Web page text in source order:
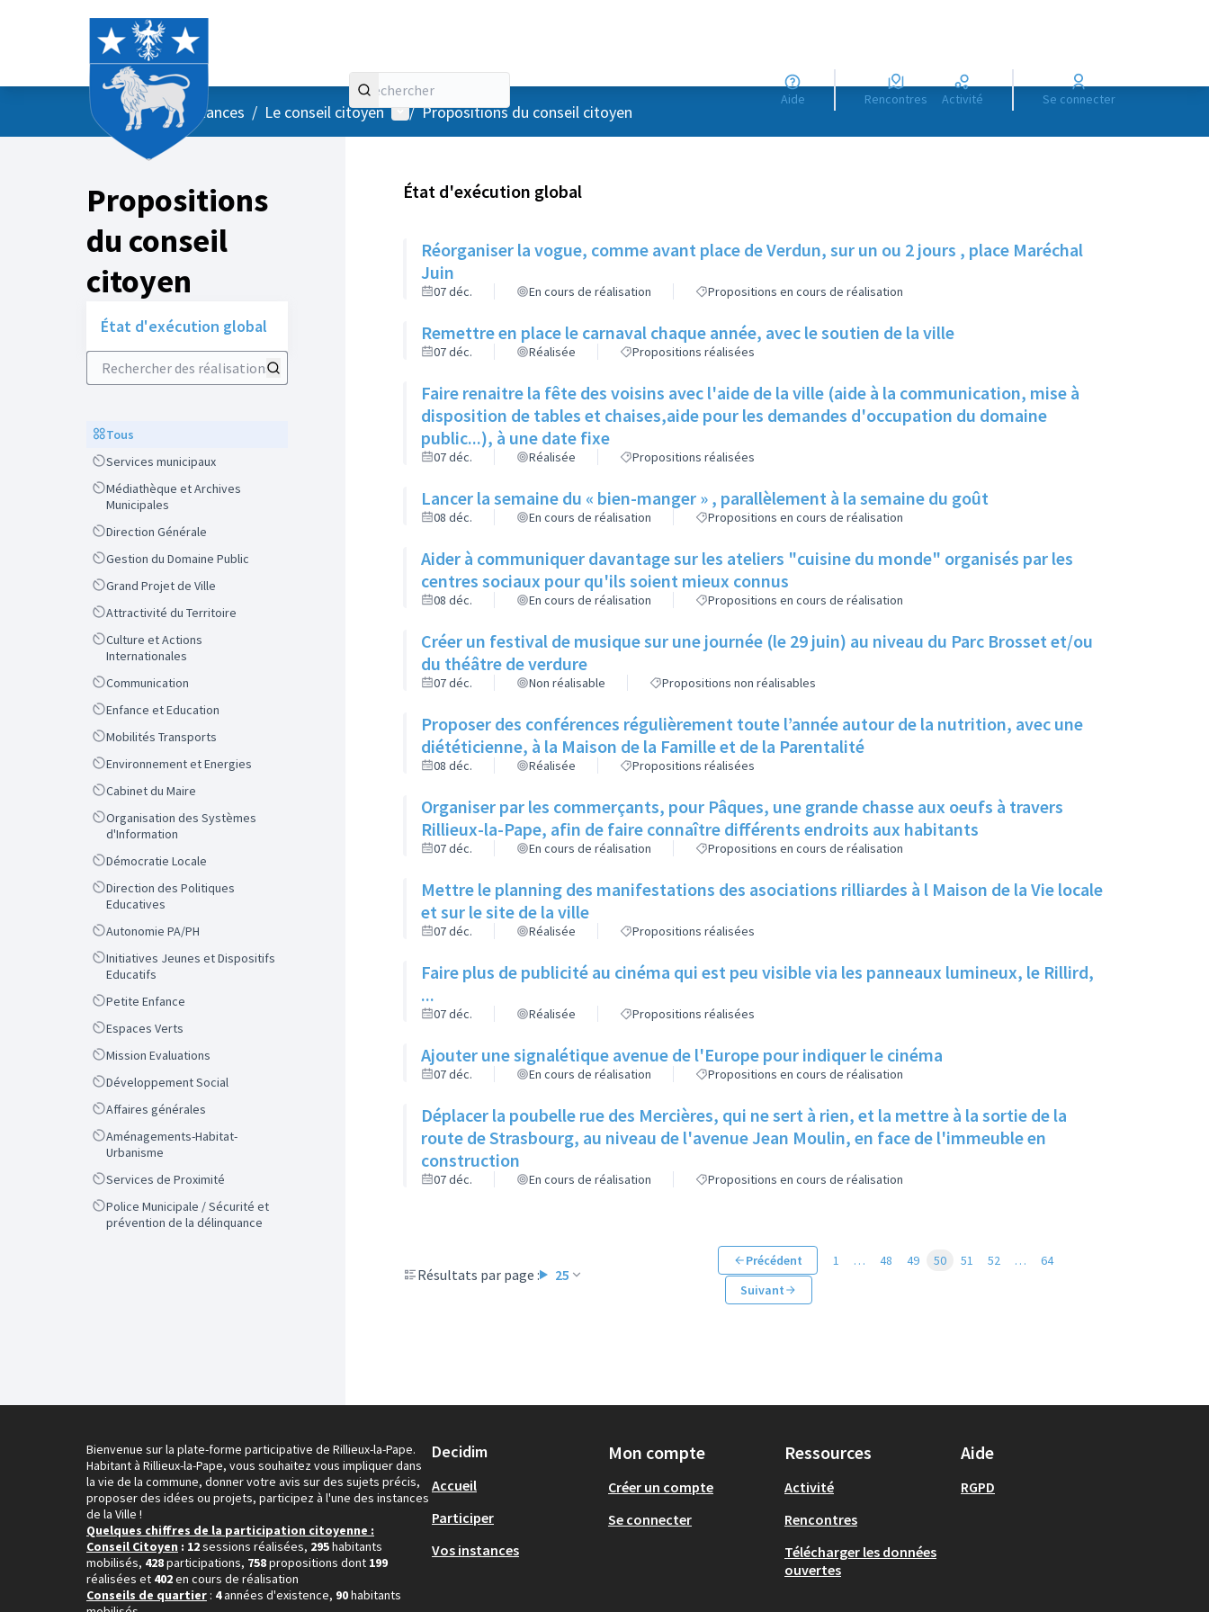
Aide Rencontres Activité Se connecter
AccueilMenu principal
/ Vos instances / Le conseil citoyen Menu utilisateur
/ Propositions du conseil citoyen
Propositions
du conseil
citoyen
État d'exécution global
Rechercher des réalisations
ScopeTous
ScopeServices municipaux
Scope
Médiathèque et Archives
Municipales
ScopeDirection Générale
ScopeGestion du Domaine Public
ScopeGrand Projet de Ville
ScopeAttractivité du Territoire
Scope
Culture et Actions
Internationales
ScopeCommunication
ScopeEnfance et Education
ScopeMobilités Transports
ScopeEnvironnement et Energies
ScopeCabinet du Maire
Scope
Organisation des Systèmes
d'Information
ScopeDémocratie Locale
Scope
Direction des Politiques
Educatives
ScopeAutonomie PA/PH
Scope
Initiatives Jeunes et Dispositifs
Educatifs
ScopePetite Enfance
ScopeEspaces Verts
ScopeMission Evaluations
ScopeDéveloppement Social
ScopeAffaires générales
Scope
Aménagements-Habitat-
Urbanisme
ScopeServices de Proximité
Scope
Police Municipale / Sécurité et
prévention de la délinquance
État d'exécution global
Réorganiser la vogue, comme avant place de Verdun, sur un ou 2 jours , place Maréchal
Juin
07 déc. En cours de réalisation Propositions en cours de réalisation
Remettre en place le carnaval chaque année, avec le soutien de la ville
07 déc. Réalisée Propositions réalisées
Faire renaitre la fête des voisins avec l'aide de la ville (aide à la communication, mise à
disposition de tables et chaises,aide pour les demandes d'occupation du domaine
public...), à une date fixe
07 déc. Réalisée Propositions réalisées
Lancer la semaine du « bien-manger » , parallèlement à la semaine du goût
08 déc. En cours de réalisation Propositions en cours de réalisation
Aider à communiquer davantage sur les ateliers "cuisine du monde" organisés par les
centres sociaux pour qu'ils soient mieux connus
08 déc. En cours de réalisation Propositions en cours de réalisation
Créer un festival de musique sur une journée (le 29 juin) au niveau du Parc Brosset et/ou
du théâtre de verdure
07 déc. Non réalisable Propositions non réalisables
Proposer des conférences régulièrement toute l’année autour de la nutrition, avec une
diététicienne, à la Maison de la Famille et de la Parentalité
08 déc. Réalisée Propositions réalisées
Organiser par les commerçants, pour Pâques, une grande chasse aux oeufs à travers
Rillieux-la-Pape, afin de faire connaître différents endroits aux habitants
07 déc. En cours de réalisation Propositions en cours de réalisation
Mettre le planning des manifestations des asociations rilliardes à l Maison de la Vie locale
et sur le site de la ville
07 déc. Réalisée Propositions réalisées
Faire plus de publicité au cinéma qui est peu visible via les panneaux lumineux, le Rillird,
...
07 déc. Réalisée Propositions réalisées
Ajouter une signalétique avenue de l'Europe pour indiquer le cinéma
07 déc. En cours de réalisation Propositions en cours de réalisation
Déplacer la poubelle rue des Mercières, qui ne sert à rien, et la mettre à la sortie de la
route de Strasbourg, au niveau de l'avenue Jean Moulin, en face de l'immeuble en
construction
07 déc. En cours de réalisation Propositions en cours de réalisation
Résultats par page : 25
Précédent 1 … 48 49 50 51 52 …
64
Suivant
Bienvenue sur la plate-forme participative de Rillieux-la-Pape.
Habitant à Rillieux-la-Pape, vous souhaitez vous impliquer dans
la vie de la commune, donner votre avis sur des sujets précis,
proposer des idées ou projets, participez à l'une des instances
de la Ville !
Quelques chiffres de la participation citoyenne :
Conseil Citoyen : 12sessions réalisées, 295habitants
mobilisés, 428participations, 758propositions dont 199
réalisées et 402en cours de réalisation
Conseils de quartier : 4années d'existence, 90habitants
Decidim
Accueil
Participer
Vos instances
Mon compte
Créer un compte
Se connecter
Ressources
Activité
Rencontres
Télécharger les données
ouvertes
Aide
RGPD